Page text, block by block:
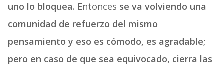
uno lo bloquea. Entonces se va volviendo una
comunidad de refuerzo del mismo
pensamiento y eso es cómodo, es agradable;
pero en caso de que sea equivocado, cierra las